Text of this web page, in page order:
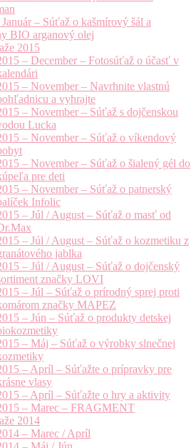
– Súťaž o kašmírový šál a
BIO arganový olej
2015
– December – Fotosúťaž o účasť v
– November – Navrhnite vlastnú
a vyhrajte
– November – Súťaž s dojčenskou
Lucka
– November – Súťaž o víkendový
– November – Súťaž o šialený gél do
pre deti
– November – Súťaž o patnerský
Infolic
– Júl / August – Súťaž o masť od
– Júl / August – Súťaž o kozmetiku z
jablka
– Júl / August – Súťaž o dojčenský
značky LOVI
– Júl – Súťaž o prírodný sprej proti
značky MAPEZ
– Jún – Súťaž o produkty detskej
– Máj – Súťaž o výrobky slnečnej
– Apríl – Súťažte o prípravky pre
vlasy
– Apríl – Súťažte o hry a aktivity
– Marec – FRAGMENT
2014
– Marec / Apríl